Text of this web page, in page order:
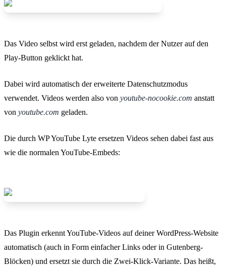
Das Video selbst wird erst geladen, nachdem der Nutzer auf den
Play-Button geklickt hat.
Dabei wird automatisch der erweiterte Datenschutzmodus
verwendet. Videos werden also von youtube-nocookie.com anstatt
von youtube.com geladen.
Die durch WP YouTube Lyte ersetzen Videos sehen dabei fast aus
wie die normalen YouTube-Embeds:
Das Plugin erkennt YouTube-Videos auf deiner WordPress-Website
automatisch (auch in Form einfacher Links oder in Gutenberg-
Blöcken) und ersetzt sie durch die Zwei-Klick-Variante. Das heißt,